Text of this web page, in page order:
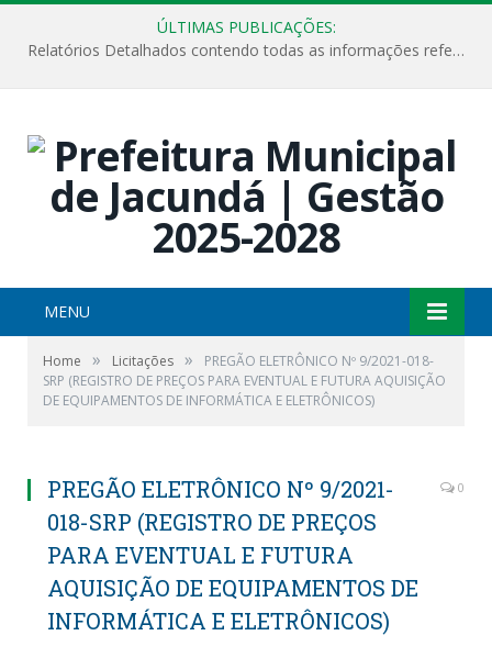
ÚLTIMAS PUBLICAÇÕES:
Relatórios Detalhados contendo todas as informações referentes a execução de recursos destinados ao fomento de projetos culturais no Município de Jacundá entre os anos de 2022 ao presente ano de 2026.
MENU
Home » Licitações »
PREGÃO ELETRÔNICO Nº 9/2021-018-
SRP (REGISTRO DE PREÇOS PARA EVENTUAL E FUTURA AQUISIÇÃO
DE EQUIPAMENTOS DE INFORMÁTICA E ELETRÔNICOS)
PREGÃO ELETRÔNICO Nº 9/2021-
018-SRP (REGISTRO DE PREÇOS
PARA EVENTUAL E FUTURA
AQUISIÇÃO DE EQUIPAMENTOS DE
INFORMÁTICA E ELETRÔNICOS)
0